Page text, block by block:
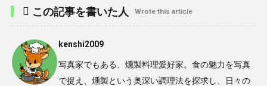
この記事を書いた人 Wrote this article
kenshi2009
写真家でもある、燻製料理愛好家。食の魅力を写真
で捉え、燻製という奥深い調理法を探求し、日々の